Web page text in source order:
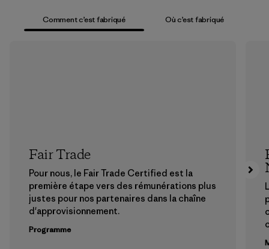
Comment c’est fabriqué Où c’est fabriqué
Fair Trade
Pour nous, le Fair Trade Certified est la
première étape vers des rémunérations plus
justes pour nos partenaires dans la chaîne
d'approvisionnement.
Programme